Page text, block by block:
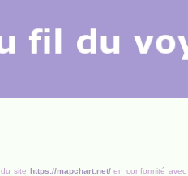
site https://mapchart.net/en conformité